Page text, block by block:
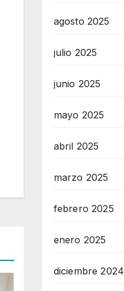
agosto 2025
julio 2025
junio 2025
mayo 2025
abril 2025
marzo 2025
febrero 2025
enero 2025
diciembre 2024